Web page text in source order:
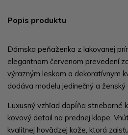
Popis produktu
Dámska peňaženka z lakovanej
elegantnom červenom prevedení
výrazným leskom a dekoratívnym
dodáva modelu jedinečný a ženský
Luxusný vzhľad dopĺňa strieborné
kovový detail na prednej klope.
kvalitnej hovädzej kože, ktorá